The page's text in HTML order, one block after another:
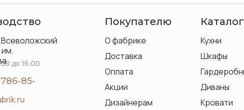
Акции
Оплата
Доставка
О фабрике
Покупателю Каталог
85-
до 16:00
Дизайнерам Кровати
Диваны
Шкафы
Кухни